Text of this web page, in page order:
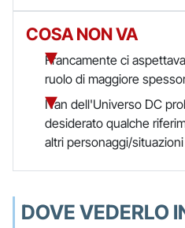
COSA NON VA
Francamente ci
ruolo di maggiore
I fan dell'Universo DC
desiderato qualche
altri personaggi/
DOVE VEDERLO